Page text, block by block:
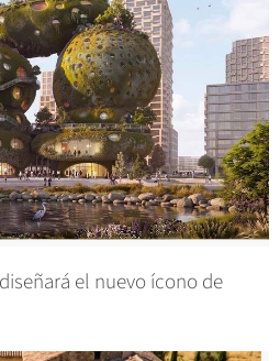
diseñará el nuevo ícono de